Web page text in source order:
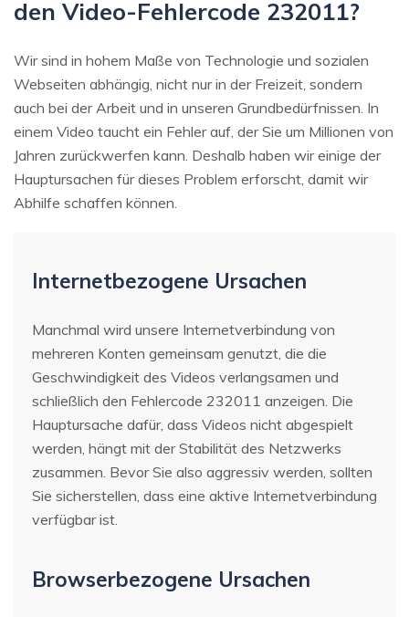
den Video-Fehlercode 232011?
Wir sind in hohem Maße von Technologie und sozialen
Webseiten abhängig, nicht nur in der Freizeit, sondern
auch bei der Arbeit und in unseren Grundbedürfnissen. In
einem Video taucht ein Fehler auf, der Sie um Millionen von
Jahren zurückwerfen kann. Deshalb haben wir einige der
Hauptursachen für dieses Problem erforscht, damit wir
Abhilfe schaffen können.
Internetbezogene Ursachen
Manchmal wird unsere Internetverbindung von
mehreren Konten gemeinsam genutzt, die die
Geschwindigkeit des Videos verlangsamen und
schließlich den Fehlercode 232011 anzeigen. Die
Hauptursache dafür, dass Videos nicht abgespielt
werden, hängt mit der Stabilität des Netzwerks
zusammen. Bevor Sie also aggressiv werden, sollten
Sie sicherstellen, dass eine aktive Internetverbindung
verfügbar ist.
Browserbezogene Ursachen